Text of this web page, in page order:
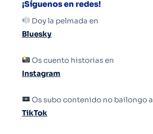
¡Síguenos en redes!
Doy la pelmada en
Bluesky
Os cuento historias en
Instagram
Os subo contenido no bailongo a
TikTok